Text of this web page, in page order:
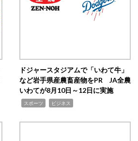
ドジャースタジアムで「いわて牛」
など岩手県産農畜産物をPR JA全農
いわてが8月10日～12日に実施
スポーツ ビジネス